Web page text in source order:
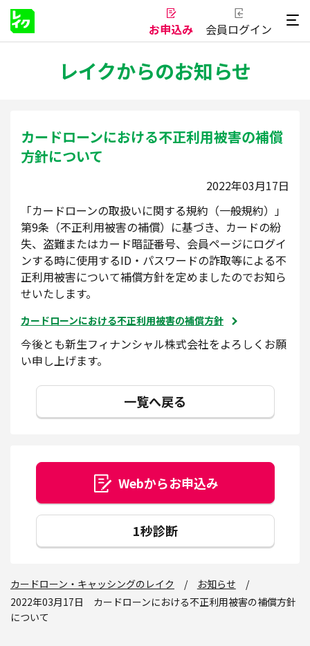
お申込み 会員ログイン
レイクからのお知らせ
カードローンにおける不正利用被害の補償
方針について
2022年03月17日
「カードローンの取扱いに関する規約（一般規約）」
第9条（不正利用被害の補償）に基づき、カードの紛
失、盗難またはカード暗証番号、会員ページにログイ
ンする時に使用するID・パスワードの詐取等による不
正利用被害について補償方針を定めましたのでお知ら
せいたします。
カードローンにおける不正利用被害の補償方針
今後とも新生フィナンシャル株式会社をよろしくお願
い申し上げます。
一覧へ戻る
Webからお申込み
1秒診断
カードローン・キャッシングのレイク
お知らせ
2022年03月17日 カードローンにおける不正利用被害の補償方針
について